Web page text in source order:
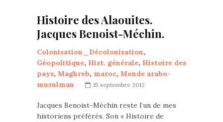
Histoire des Alaouites.
Jacques Benoist-Méchin.
Colonisation_Décolonisation,
Géopolitique, Hist. générale, Histoire des
pays, Maghreb, maroc, Monde arabo-
musulman
15 septembre 2012
Jacques Benoist-Méchin reste l’un de mes
historiens préférés. Son « Histoire de